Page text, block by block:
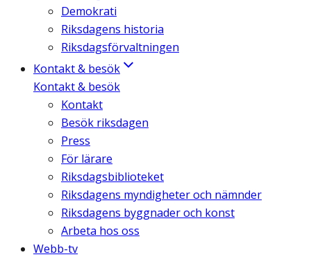
Demokrati
Riksdagens historia
Riksdagsförvaltningen
Kontakt & besök
Kontakt & besök
Kontakt
Besök riksdagen
Press
För lärare
Riksdagsbiblioteket
Riksdagens myndigheter och nämnder
Riksdagens byggnader och konst
Arbeta hos oss
Webb-tv